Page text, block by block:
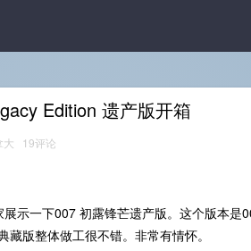
Edition 遗产版开箱
大 19评论
示一下007 初露锋芒遗产版。这个版本
版整体做工很不错。非常有情怀。